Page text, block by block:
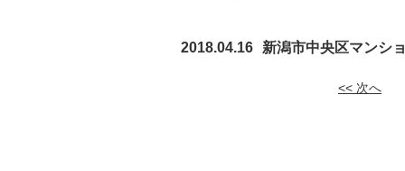
2018.04.16 新潟市中央区マンシ
<< 次へ